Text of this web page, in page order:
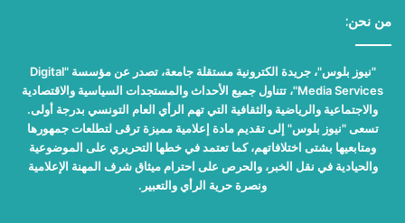
من نحن:
"نيوز بلوس"، جريدة الكترونية مستقلة جامعة، تصدر عن مؤسسة "Digital
Media Services"، تتناول جميع الأحداث والمستجدات السياسية والاقتصادية
والاجتماعية والرياضية والثقافية التي تهم الرأي العام التونسي بدرجة أولى.
تسعى "نيوز بلوس" إلى تقديم مادة إعلامية مميزة ترقى لتطلعات جمهورها
ومتابعيها بشتى اختلافاتهم، كما تعتمد في خطها التحريري على الموضوعية
والحيادية في نقل الخبر، والحرص على احترام ميثاق شرف المهنة الإعلامية
ونصرة حرية الرأي والتعبير.